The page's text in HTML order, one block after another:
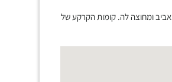
ומחוצה לה. קומות הקרקע של